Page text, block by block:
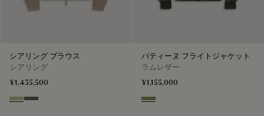
シアリング ブラウス
シアリング
¥1,435,500
Gray Beige
Forest Green
パティーヌ フライトジャケット
ラムレザー
¥1,155,000
Clay Green